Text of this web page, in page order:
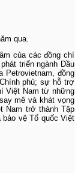
qua.
của các đồng chí
triển ngành Dầu
Petrovietnam, đồng
phủ; sự hỗ trợ
Việt Nam từ những
mê và khát vọng
Nam trở thành Tập
bảo vệ Tổ quốc Việt